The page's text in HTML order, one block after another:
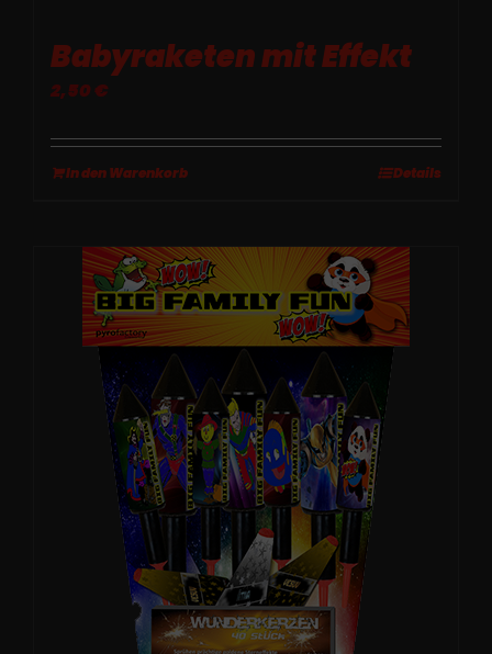
Babyraketen mit Effekt
2,50€
In den Warenkorb Details